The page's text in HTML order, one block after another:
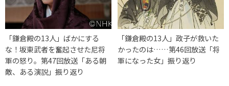
「鎌倉殿の13人」ばかにする
な！坂東武者を奮起させた尼将
軍の怒り。第47回放送「ある朝
敵、ある演説」振り返り
「鎌倉殿の13人」政子が救いた
かったのは……第46回放送「将
軍になった女」振り返り